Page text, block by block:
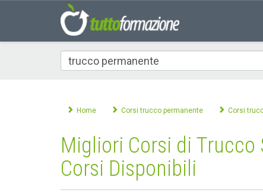
Che
corso
Home Corsi trucco permanente Corsi
Migliori Corsi di Trucco
Corsi Disponibili